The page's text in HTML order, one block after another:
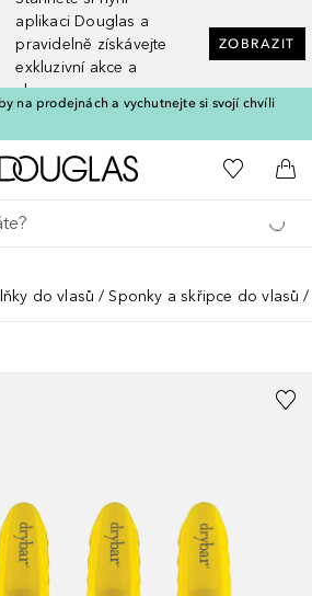
aplikaci Douglas a
pravidelně získávejte
exkluzivní akce a
slevy
ZOBRAZIT
na prodejnách a vychutnejte si svojí chvíli
Domů K mému
Do
do vlasů Sponky a skřipce do vlasů